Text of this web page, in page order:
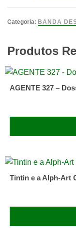
Pequeno
Cresce
e
Categoria: BANDA
Produtos
AGENTE 327 –
Tintin e a Alph-Art